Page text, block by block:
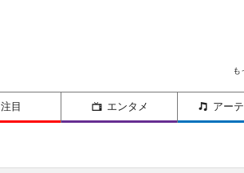
も
注目 エンタメ アー